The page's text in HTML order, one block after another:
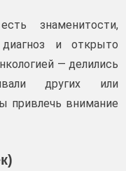
знаменитости,
и открыто
— делились
других или
привлечь внимание